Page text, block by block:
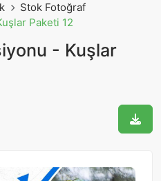
Stok Fotoğraf
Paketi 12
- Kuşlar